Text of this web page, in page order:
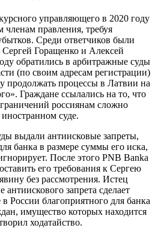
управляющего в 2020 году
правления, требуя
Среди ответчиков были
Горащенко и Алексей
обратились в арбитражные суды
(по своим адресам регистрации)
продолжать процессы в Латвии на
Граждане ссылались на то, что
россиянам сложно
суде.
выдали антиисковые запреты,
банка в размере суммы его иска,
После этого PNB Banka
его требования к Сергею
без рассмотрения. Истец
запрета сделает
России благоприятного для банка
имущество которых находится
ходатайство.